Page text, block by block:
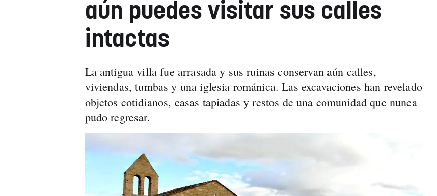
aún puedes visitar sus calles
intactas
La antigua villa fue arrasada y sus ruinas conservan aún calles,
viviendas, tumbas y una iglesia románica. Las excavaciones han revelado
objetos cotidianos, casas tapiadas y restos de una comunidad que nunca
pudo regresar.